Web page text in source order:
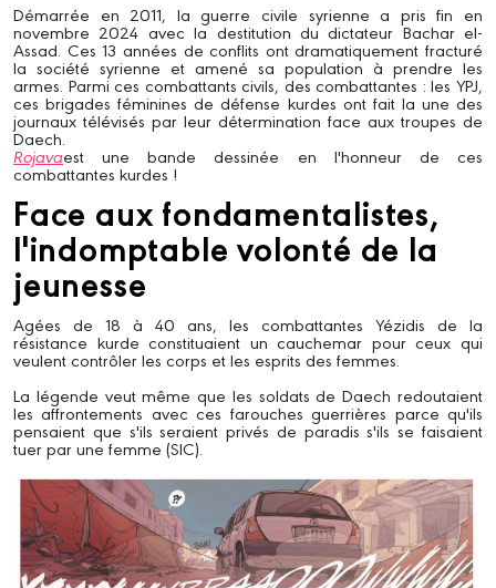
Démarrée en 2011, la guerre civile syrienne a pris fin en
novembre 2024 avec la destitution du dictateur Bachar el-
Assad. Ces 13 années de conflits ont dramatiquement fracturé
la société syrienne et amené sa population à prendre les
armes. Parmi ces combattants civils, des combattantes : les YPJ,
ces brigades féminines de défense kurdes ont fait la une des
journaux télévisés par leur détermination face aux troupes de
Daech.
Rojavaest une bande dessinée en l'honneur de ces
combattantes kurdes !
Face aux fondamentalistes,
l'indomptable volonté de la
jeunesse
Agées de 18 à 40 ans, les combattantes Yézidis de la
résistance kurde constituaient un cauchemar pour ceux qui
veulent contrôler les corps et les esprits des femmes.
La légende veut même que les soldats de Daech redoutaient
les affrontements avec ces farouches guerrières parce qu'ils
pensaient que s'ils seraient privés de paradis s'ils se faisaient
tuer par une femme (SIC).